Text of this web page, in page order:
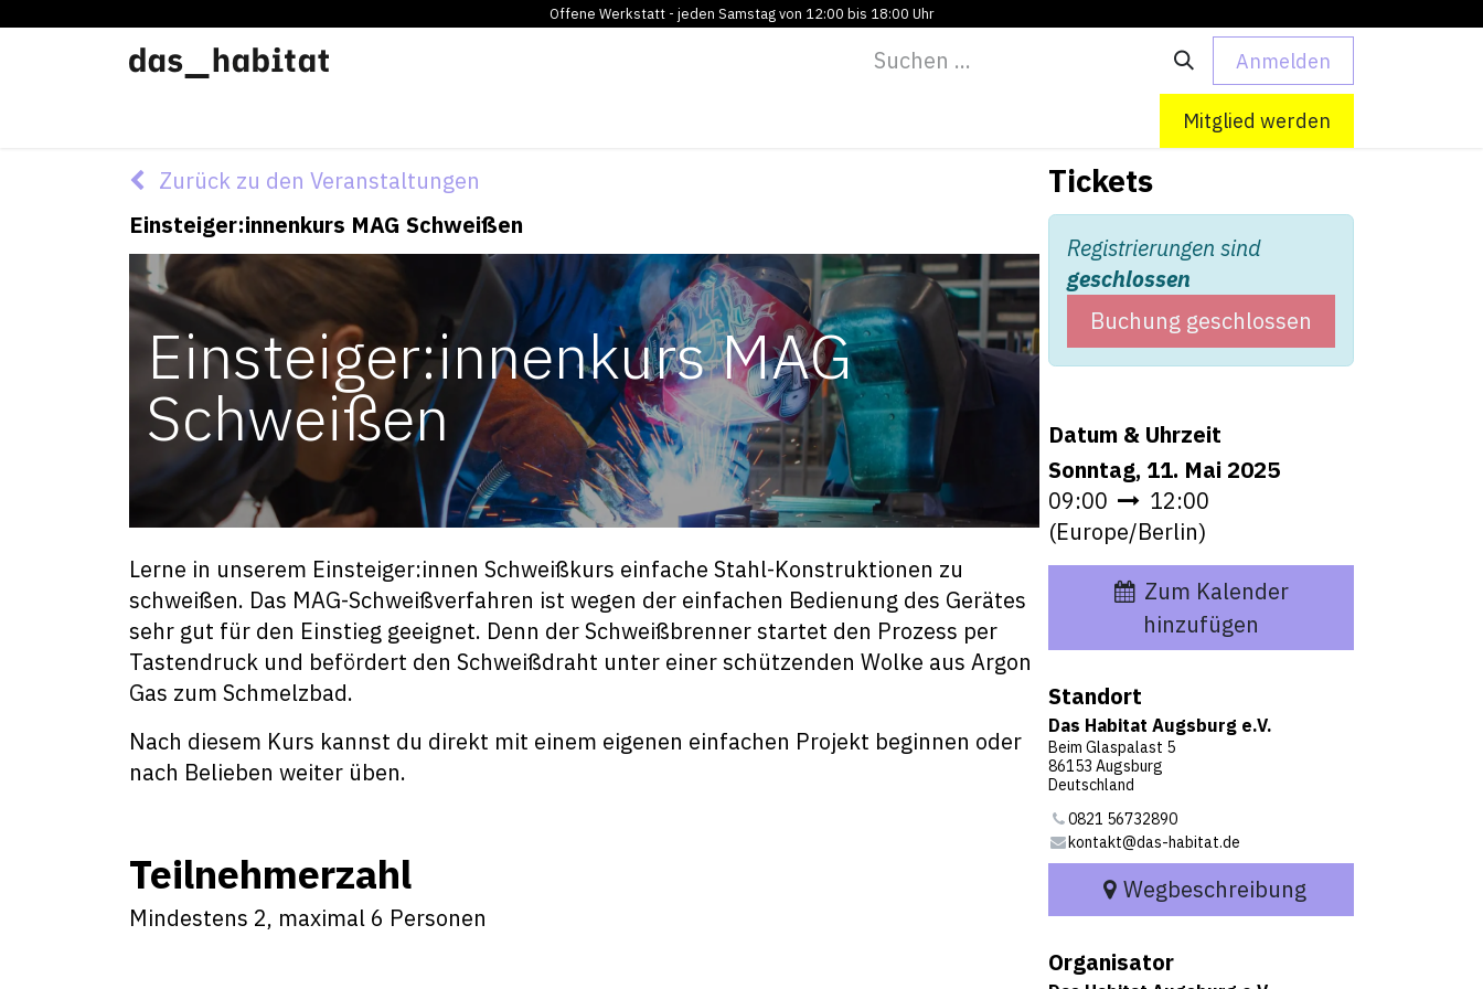
Offene Werkstatt - jeden Samstag von 12:00 bis 18:00 Uhr
Anmelden
Mitglied werden
Zurück zu den Veranstaltungen
Einsteiger:innenkurs MAG Schweißen
Einsteiger:innenkurs MAG
Schweißen
Lerne in unserem Einsteiger:innen Schweißkurs einfache Stahl-Konstruktionen zu
schweißen. Das MAG-Schweißverfahren ist wegen der einfachen Bedienung des Gerätes
sehr gut für den Einstieg geeignet. Denn der Schweißbrenner startet den Prozess per
Tastendruck und befördert den Schweißdraht unter einer schützenden Wolke aus Argon
Gas zum Schmelzbad.
Nach diesem Kurs kannst du direkt mit einem eigenen einfachen Projekt beginnen oder
nach Belieben weiter üben.
Teilnehmerzahl
Mindestens 2, maximal 6 Personen
Tickets
Registrierungen sind
geschlossen
Buchung geschlossen
Datum & Uhrzeit
Sonntag, 11. Mai 2025
09:00
12:00
(Europe/Berlin)
Zum Kalender
hinzufügen
Standort
Das Habitat Augsburg e.V.
Beim Glaspalast 5
86153 Augsburg
Deutschland
0821 56732890
kontakt@das-habitat.de
Wegbeschreibung
Organisator